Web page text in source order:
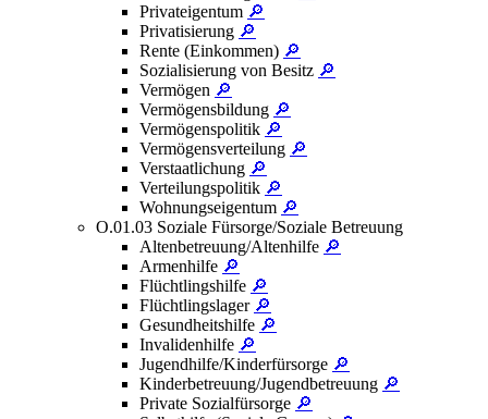
Privateigentum 🔎
Privatisierung 🔎
Rente (Einkommen) 🔎
Sozialisierung von Besitz 🔎
Vermögen 🔎
Vermögensbildung 🔎
Vermögenspolitik 🔎
Vermögensverteilung 🔎
Verstaatlichung 🔎
Verteilungspolitik 🔎
Wohnungseigentum 🔎
O.01.03 Soziale Fürsorge/Soziale Betreuung
Altenbetreuung/Altenhilfe 🔎
Armenhilfe 🔎
Flüchtlingshilfe 🔎
Flüchtlingslager 🔎
Gesundheitshilfe 🔎
Invalidenhilfe 🔎
Jugendhilfe/Kinderfürsorge 🔎
Kinderbetreuung/Jugendbetreuung 🔎
Private Sozialfürsorge 🔎